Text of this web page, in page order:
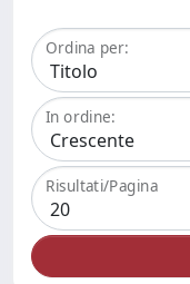
Ordina per:
In ordine:
Risultati/Pagina